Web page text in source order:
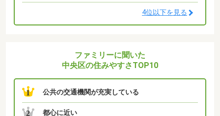
4位以下を見る
ファミリーに聞いた
中央区の住みやすさTOP10
1 公共の交通機関が充実している
2 都心に近い